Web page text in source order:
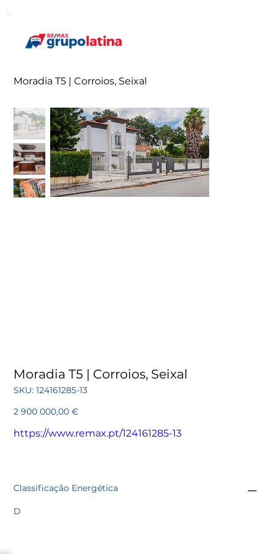
Moradia T5 | Corroios, Seixal
Moradia T5 | Corroios, Seixal
SKU: SKU
124161285-
124161285-13
Preço
2 900 000,00 €
https://www.remax.pt/124161285-13
Classificação Energética
D